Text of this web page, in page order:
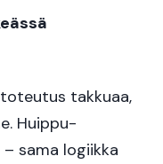
takkuaa,
Huippu-
sama logiikka